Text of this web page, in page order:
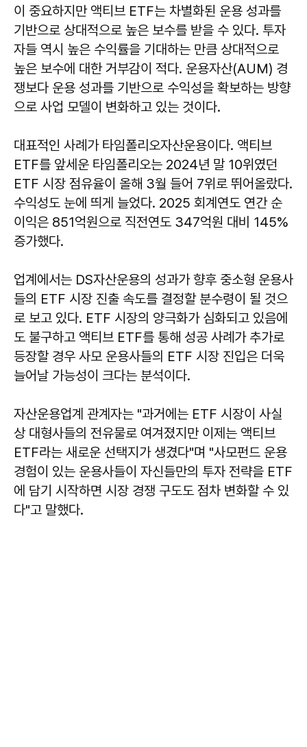
이 중요하지만 액티브 ETF는 차별화된 운용 성과를
기반으로 상대적으로 높은 보수를 받을 수 있다. 투자
자들 역시 높은 수익률을 기대하는 만큼 상대적으로
높은 보수에 대한 거부감이 적다. 운용자산(AUM) 경
쟁보다 운용 성과를 기반으로 수익성을 확보하는 방향
으로 사업 모델이 변화하고 있는 것이다.
대표적인 사례가 타임폴리오자산운용이다. 액티브
ETF를 앞세운 타임폴리오는 2024년 말 10위였던
ETF 시장 점유율이 올해 3월 들어 7위로 뛰어올랐다.
수익성도 눈에 띄게 늘었다. 2025 회계연도 연간 순
이익은 851억원으로 직전연도 347억원 대비 145%
증가했다.
업계에서는 DS자산운용의 성과가 향후 중소형 운용사
들의 ETF 시장 진출 속도를 결정할 분수령이 될 것으
로 보고 있다. ETF 시장의 양극화가 심화되고 있음에
도 불구하고 액티브 ETF를 통해 성공 사례가 추가로
등장할 경우 사모 운용사들의 ETF 시장 진입은 더욱
늘어날 가능성이 크다는 분석이다.
자산운용업계 관계자는 "과거에는 ETF 시장이 사실
상 대형사들의 전유물로 여겨졌지만 이제는 액티브
ETF라는 새로운 선택지가 생겼다"며 "사모펀드 운용
경험이 있는 운용사들이 자신들만의 투자 전략을 ETF
에 담기 시작하면 시장 경쟁 구도도 점차 변화할 수 있
다"고 말했다.